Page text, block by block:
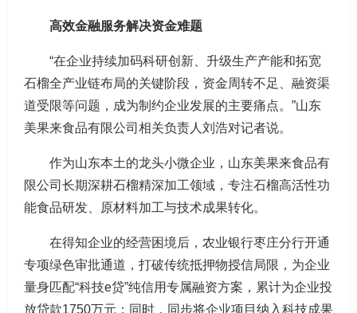
高效金融服务解决资金难题
“在企业持续加码科研创新、升级生产产能和拓宽
石榴全产业链布局的关键阶段，资金周转不足、融资渠
道受限等问题，成为制约企业发展的主要痛点。”山东
美果来食品有限公司相关负责人刘浩对记者说。
作为山东本土的龙头小微企业，山东美果来食品有
限公司长期深耕石榴精深加工领域，专注石榴高活性功
能食品研发、原材料加工与技术成果转化。
在得知企业的经营困境后，农业银行枣庄分行开通
专项绿色审批通道，打破传统抵押物授信局限，为企业
量身匹配“科技e贷”纯信用专属融资方案，累计为企业投
放贷款1750万元；同时，同步将企业项目纳入科技成果